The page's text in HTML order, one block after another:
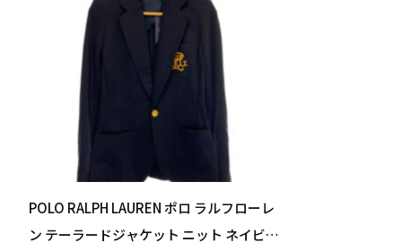
POLO RALPH LAUREN ポロ ラルフローレ
ン テーラードジャケット ニット ネイビー